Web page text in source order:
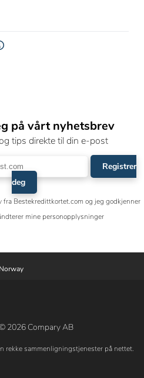
på vårt nyhetsbrev
tips direkte til din e-post
Registrer
deg
fra Bestekredittkortet.com og jeg godkjenner
mine personopplysninger
Norway
2026 Compary AB
rekke sammenligningstjenester på nettet.